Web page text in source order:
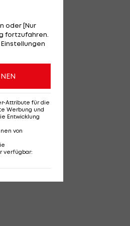
oder [Nur
fortzufahren.
Attribute für die
Werbung und
Entwicklung
von
verfügbar: